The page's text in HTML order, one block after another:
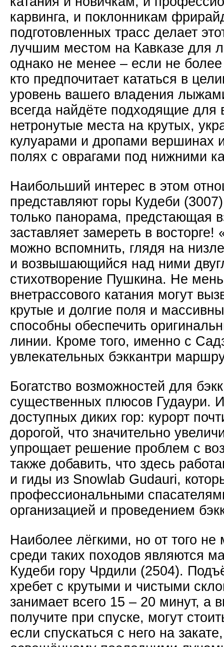
карвинга, и поклонникам
подготовленных трасс делает
лучшим местом на Кавказе для
однако не менее – если не
кто предпочитает кататься в
уровень вашего владения
всегда найдёте подходящие для
нетронутые места на крутых,
кулуарами и дропами вершинах
полях с оврагами под нижними
Наибольший интерес в этом
представляют горы Кудеби
только панорама, предстающая
заставляет замереть в
можно вспомнить, глядя на
и возвышающийся над ними
стихотворение Пушкина. Не
внетрассового катания могут
крутые и долгие поля и
способны обеспечить
линии. Кроме того, именно с
увлекательных бэккантри
Богатство возможностей для
существенных плюсов Гудаури.
доступных диких гор: курорт
дорогой, что значительно
упрощает решение проблем с
также добавить, что здесь
и гиды из Snowlab Gudauri,
профессиональными
организацией и проведением
Наиболее лёгкими, но от того
среди таких походов являются
Кудеби гору Чрдили (2504).
хребет с крутыми и чистыми
занимает всего 15 – 20 минут, а
получите при спуске, могут
если спускаться с него на